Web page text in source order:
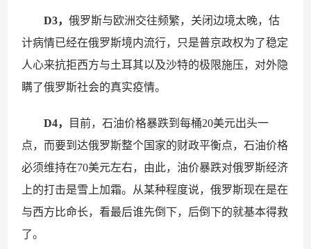
D3，俄罗斯与欧洲交往频繁，关闭边境太晚，估
计病情已经在俄罗斯境内流行，只是普京政权为了稳定
人心来抗拒西方与土耳其以及沙特的极限施压，对外隐
瞒了俄罗斯社会的真实疫情。
D4，
目前，石油价格暴跌到每桶20美元出头一
点，而要到达俄罗斯整个国家的财政平衡点，石油价格
必须维持在70美元左右，由此，油价暴跌对俄罗斯经济
上的打击是雪上加霜。从某种程度说，俄罗斯现在是在
与西方比命长，看最后谁先倒下，后倒下的就基本得救
了。